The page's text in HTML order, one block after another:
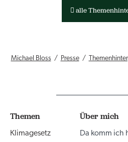
alle
Michael Bloss Presse
Themen
Klimagesetz
Über mich
Da komm ich